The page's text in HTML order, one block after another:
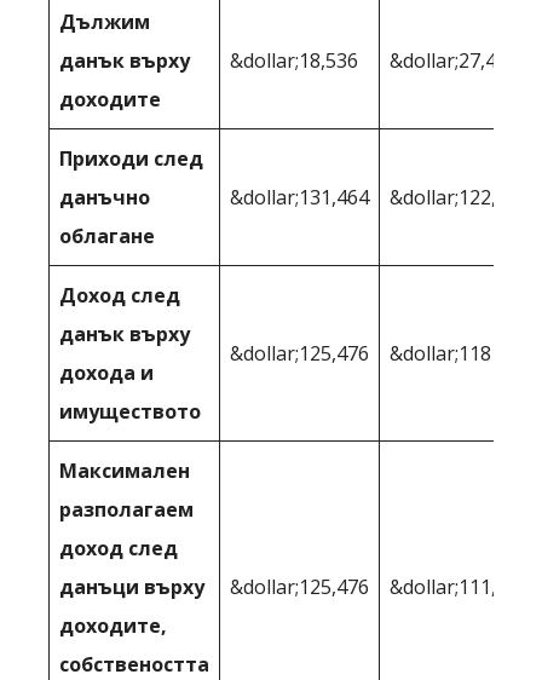
Дължим
данък върху
доходите
&dollar;18,536 &dollar;27,484
Приходи след
данъчно
облагане
&dollar;131,464 &dollar;122,516
Доход след
данък върху
дохода и
имуществото
&dollar;125,476 &dollar;118 365
Максимален
разполагаем
доход след
данъци върху
доходите,
собствеността
&dollar;125,476 &dollar;111,665